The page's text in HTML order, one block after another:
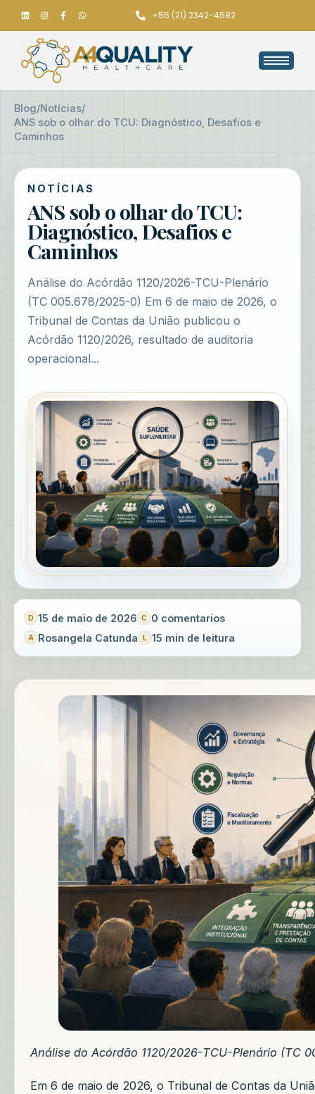
+55 (21) 2342-4582
Blog/Notícias/
ANS sob o olhar do TCU: Diagnóstico, Desafios e
Caminhos
NOTÍCIAS
ANS sob o olhar do TCU:
Diagnóstico, Desafios e
Caminhos
Análise do Acórdão 1120/2026-TCU-Plenário
(TC 005.678/2025-0) Em 6 de maio de 2026, o
Tribunal de Contas da União publicou o
Acórdão 1120/2026, resultado de auditoria
operacional...
15 de maio de 2026
0 comentarios
Rosangela Catunda
15 min de leitura
Análise do Acórdão 1120/2026-TCU-Plenário (TC
Em 6 de maio de 2026, o Tribunal de Contas da